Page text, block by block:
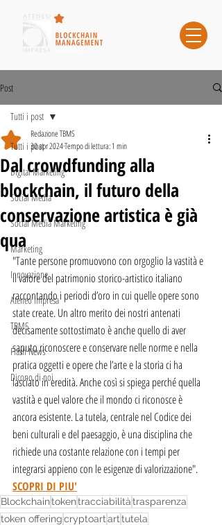
Post
Tutti i post
Digital Marketing
Social Media
Social Media Marketing
Marketing
Innovazione
Ateneo Impresa
TBMS
Flash News
Dicono di noi
Tutti i post
Dal crowdfunding alla
blockchain, il futuro della
conservazione artistica è già
qua
Redazione TBMS
30 apr 2024Tempo di lettura: 1 min
"Tante persone promuovono con orgoglio la vastità e
il valore del patrimonio storico-artistico italiano
raccontando i periodi d’oro in cui quelle opere sono
state create. Un altro merito dei nostri antenati
decisamente sottostimato è anche quello di aver
saputo riconoscere e conservare nelle norme e nella
pratica oggetti e opere che l’arte e la storia ci ha
lasciato in eredità. Anche così si spiega perché quella
vastità e quel valore che il mondo ci riconosce è
ancora esistente. La tutela, centrale nel Codice dei
beni culturali e del paesaggio, è una disciplina che
richiede una costante relazione con i tempi per
integrarsi appieno con le esigenze di valorizzazione".
SCOPRI DI PIU'
Blockchaintokentracciabilitàtrasparenza
token offeringcryptoartarttutela